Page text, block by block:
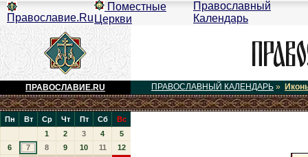
Православие.Ru
Поместные
Церкви
Православный
Календарь
ПРАВОСЛАВИЕ.RU ПРАВОСЛАВНЫЙ КАЛЕНДАРЬ »
Пн Вт Ср Чт Пт Сб
Вс
1
2 3 4
5
6
7 8 9 10 11
12